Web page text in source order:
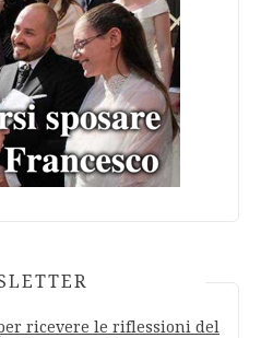
ricevere le riflessioni del